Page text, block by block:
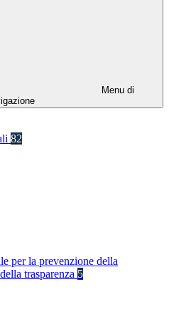
Menu di
82
per la prevenzione della
trasparenza 5